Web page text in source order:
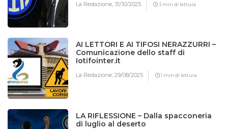
La Redazione,31/10/2025 3 min di lettura
AI LETTORI E AI TIFOSI NERAZZURRI –
Comunicazione dello staff di
Iotifointer.it
La Redazione,29/08/2025 1 min di lettura
LA RIFLESSIONE – Dalla spacconeria
di luglio al deserto